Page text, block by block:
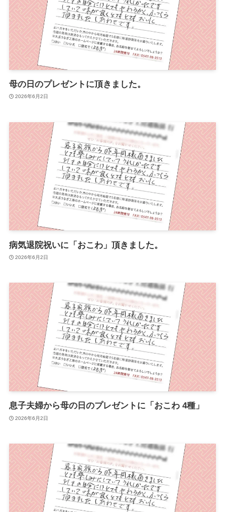
母の日のプレゼントに頂きました。
2026年6月2日
病気退院祝いに「おこわ」頂きました。
2026年6月2日
息子夫婦から母の日のプレゼントに「おこわ 4種」
2026年6月2日